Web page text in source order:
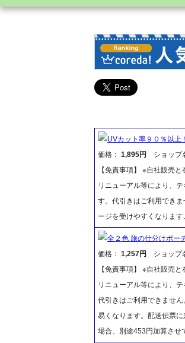
UVカット率９０％以
価格： 1,895円
ショップ
【免責事項】 ※自社販売
リニューアル等により、
す。代引きはご利用でき
ージを受けやすくなります
全２色 旅の仕分けポー
価格： 1,257円
ショップ
【免責事項】 ※自社販売
リニューアル等により、
代引きはご利用できませ
易くなります。配送伝票
場合、別途453円加算させ